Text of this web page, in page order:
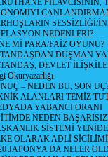
PİLAVCISININ,
SESSİZLİĞİ/
NEDENLERİ?
Mİ PARA/FAİZ OYUNU?
DÜŞMAN
DEVLET
Okuryazarlığı
– NEDEN BU, SON
ALANLARI TEMİZ
YABANCI ORANI
NEDEN
SİSTEMİ
OLARAK ADLİ
JAPONYA DA NELER